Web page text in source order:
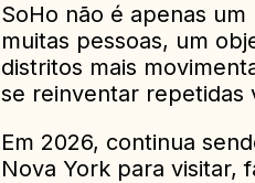
SoHo não é apenas
muitas pessoas, um
distritos mais
se reinventar repetidas
Em 2026, continua
Nova York para visitar,